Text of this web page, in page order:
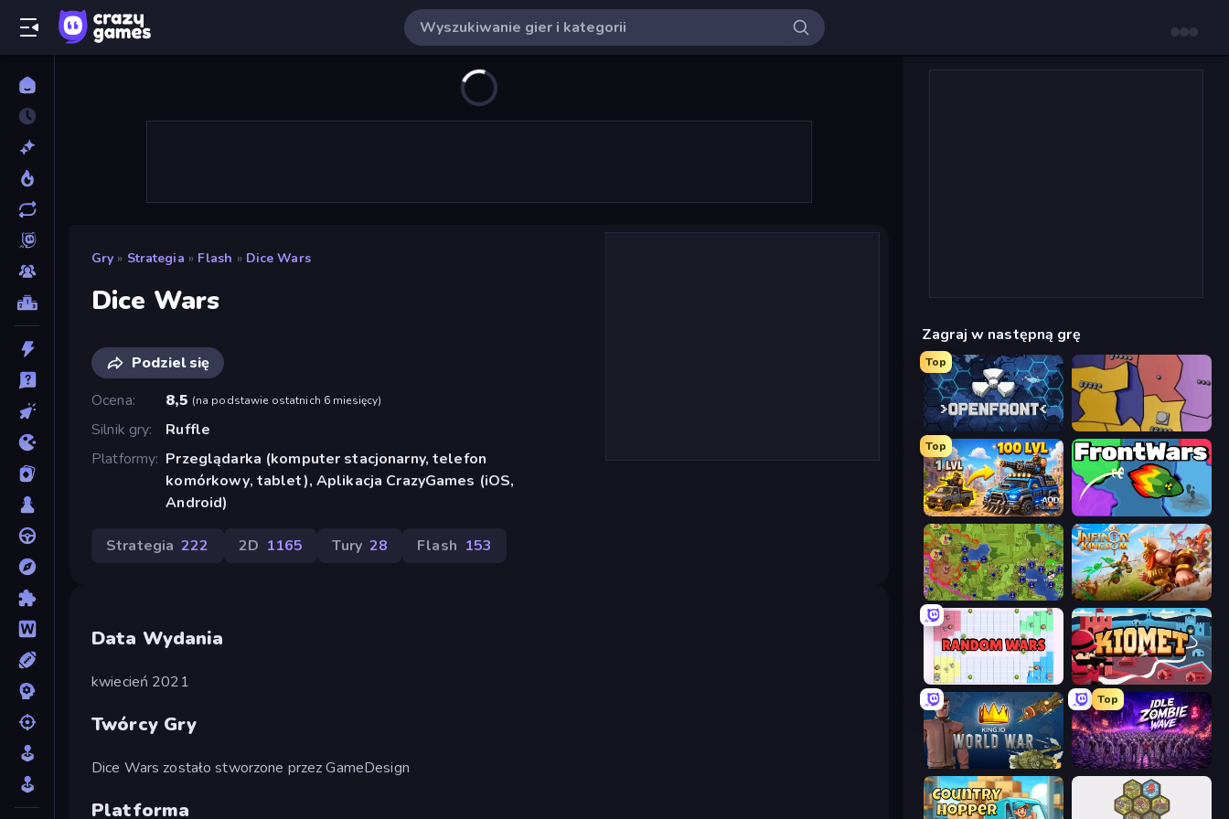
Gry » Strategia » Flash » Dice Wars
Dice Wars
Podziel się
Ocena
8,5 (na podstawie ostatnich 6 miesięcy)
Silnik gry
Ruffle
Platformy Przeglądarka (komputer stacjonarny, telefon
komórkowy, tablet), Aplikacja CrazyGames (iOS,
Android)
Strategia 222 2D 1165 Tury 28 Flash 153
Data Wydania
kwiecień 2021
Twórcy Gry
Dice Wars zostało stworzone przez GameDesign
Platforma
Zagraj w następną grę
Top
Openfront Compact Conflict
Top
AOD - Art Of Defense FrontWars.io
Hex Empire Infinity Kingdom
Random Wars Kiomet
King.io World War
Top
Idle Zombie Wave: Survivors